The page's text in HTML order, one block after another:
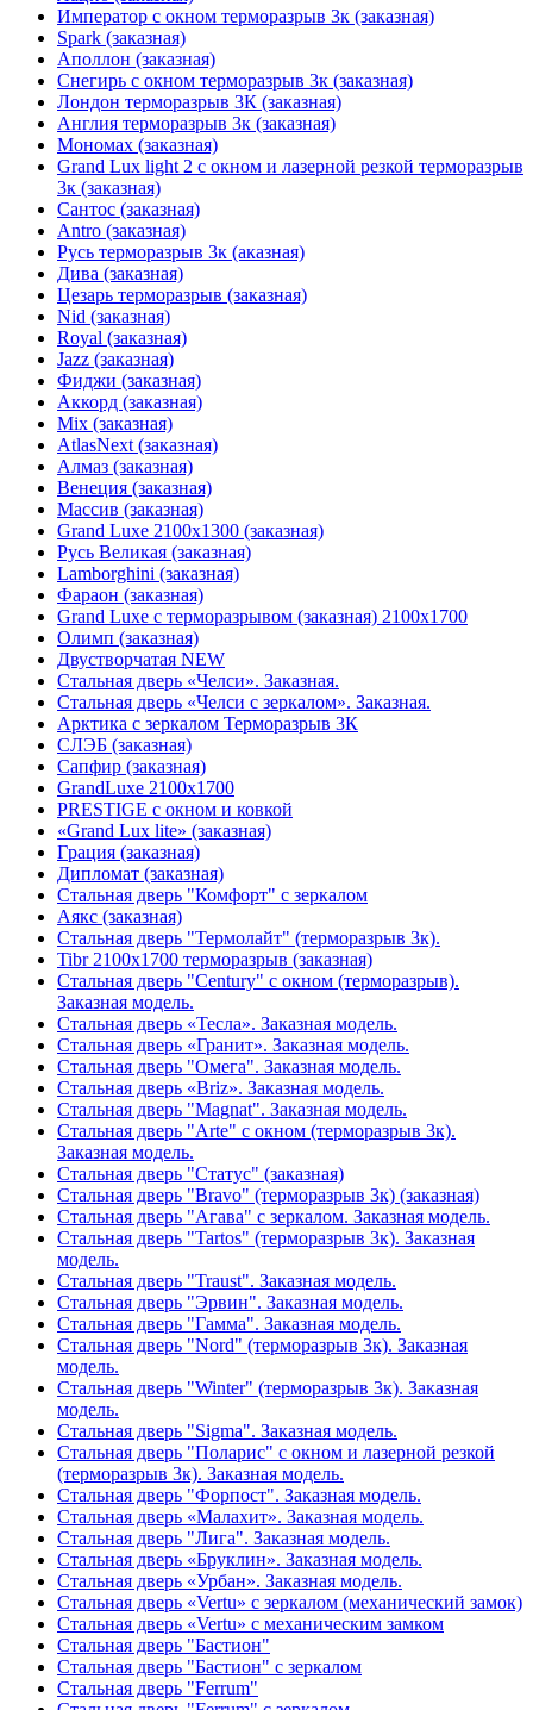
Император с окном терморазрыв 3к (заказная)
Spark (заказная)
Аполлон (заказная)
Снегирь с окном терморазрыв 3к (заказная)
Лондон терморазрыв 3К (заказная)
Англия терморазрыв 3к (заказная)
Мономах (заказная)
Grand Lux light 2 с окном и лазерной резкой терморазрыв
3к (заказная)
Сантос (заказная)
Antro (заказная)
Русь терморазрыв 3к (аказная)
Дива (заказная)
Цезарь терморазрыв (заказная)
Nid (заказная)
Royal (заказная)
Jazz (заказная)
Фиджи (заказная)
Аккорд (заказная)
Mix (заказная)
AtlasNext (заказная)
Алмаз (заказная)
Венеция (заказная)
Массив (заказная)
Grand Luxe 2100х1300 (заказная)
Русь Великая (заказная)
Lamborghini (заказная)
Фараон (заказная)
Grand Luxe с терморазрывом (заказная) 2100х1700
Олимп (заказная)
Двустворчатая NEW
Стальная дверь «Челси». Заказная.
Стальная дверь «Челси с зеркалом». Заказная.
Арктика с зеркалом Терморазрыв 3К
СЛЭБ (заказная)
Сапфир (заказная)
GrandLuxe 2100х1700
PRESTIGE с окном и ковкой
«Grand Lux lite» (заказная)
Гpация (заказная)
Дипломат (заказная)
Стальная дверь "Комфорт" с зеркалом
Аякс (заказная)
Стальная дверь "Термолайт" (терморазрыв 3к).
Tibr 2100х1700 терморазрыв (заказная)
Стальная дверь "Century" с окном (терморазрыв).
Заказная модель.
Стальная дверь «Тесла». Заказная модель.
Стальная дверь «Гранит». Заказная модель.
Стальная дверь "Омега". Заказная модель.
Стальная дверь «Briz». Заказная модель.
Стальная дверь "Magnat". Заказная модель.
Стальная дверь "Arte" с окном (терморазрыв 3к).
Заказная модель.
Стальная дверь "Статус" (заказная)
Стальная дверь "Bravo" (терморазрыв 3к) (заказная)
Стальная дверь "Агава" с зеркалом. Заказная модель.
Стальная дверь "Tartos" (терморазрыв 3к). Заказная
модель.
Стальная дверь "Traust". Заказная модель.
Стальная дверь "Эрвин". Заказная модель.
Стальная дверь "Гамма". Заказная модель.
Стальная дверь "Nord" (терморазрыв 3к). Заказная
модель.
Стальная дверь "Winter" (терморазрыв 3к). Заказная
модель.
Стальная дверь "Sigma". Заказная модель.
Стальная дверь "Поларис" с окном и лазерной резкой
(терморазрыв 3к). Заказная модель.
Стальная дверь "Форпост". Заказная модель.
Стальная дверь «Малахит». Заказная модель.
Стальная дверь "Лига". Заказная модель.
Стальная дверь «Бруклин». Заказная модель.
Стальная дверь «Урбан». Заказная модель.
Стальная дверь «Vertu» с зеркалом (механический замок)
Стальная дверь «Vertu» с механическим замком
Стальная дверь "Бастион"
Стальная дверь "Бастион" с зеркалом
Стальная дверь "Ferrum"